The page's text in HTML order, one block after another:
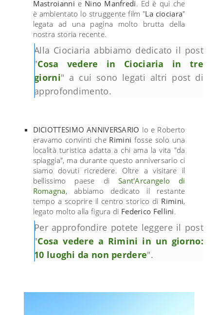
Mastroianni e Nino Manfredi. Ed è qui che
è ambientato lo struggente film "La ciociara"
legata ad una pagina molto brutta della
nostra storia recente.
Alla Ciociaria abbiamo dedicato il post
"Cosa vedere in Ciociaria in tre
giorni" a cui sono legati altri post di
approfondimento.
DICIOTTESIMO ANNIVERSARIO Io e Roberto
eravamo convinti che Rimini fosse solo una
località turistica adatta a chi ama la vita "da
spiaggia", ma durante questo anniversario ci
siamo dovuti ricredere. Oltre a visitare il
bellissimo paese di Sant'Arcangelo di
Romagna, abbiamo dedicato il restante
tempo a scoprire il centro storico di Rimini,
legato molto alla figura di Federico Fellini.
Per approfondire potete leggere il post
"Cosa vedere a Rimini in un giorno:
10 luoghi da non perdere".